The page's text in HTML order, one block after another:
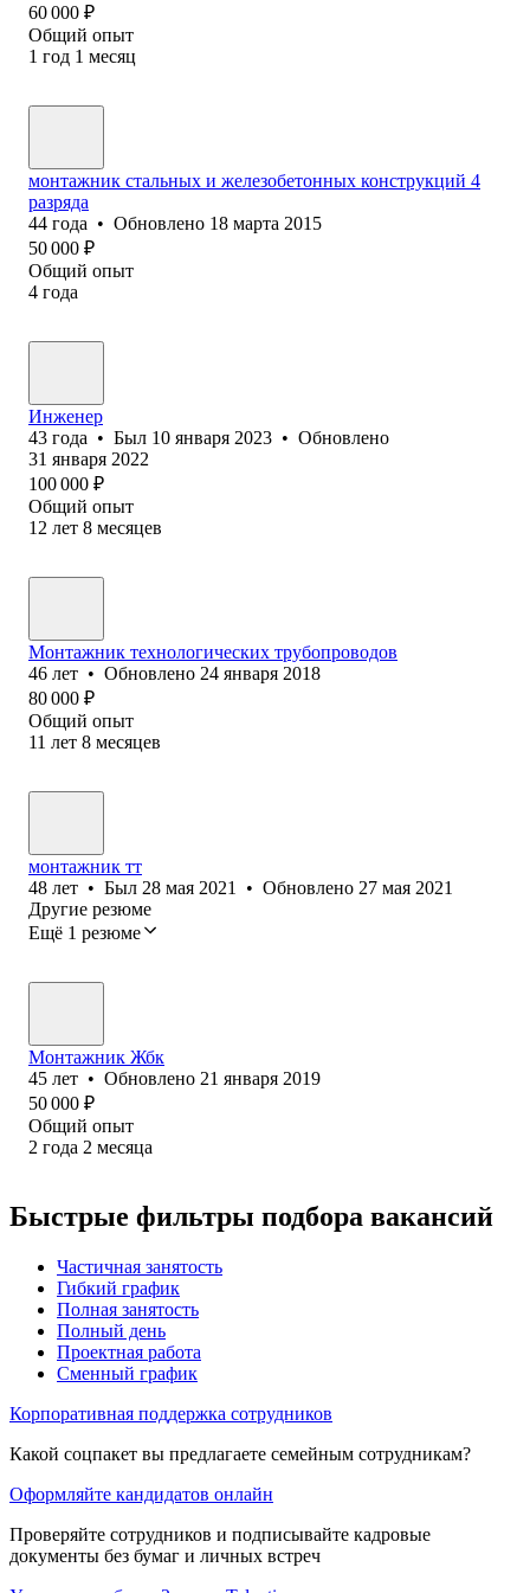
60 000 ₽
Общий опыт
1 год 1 месяц
монтажник стальных и железобетонных конструкций 4
разряда
44 года • Обновлено 18 марта 2015
50 000 ₽
Общий опыт
4 года
Инженер
43 года • Был 10 января 2023 • Обновлено
31 января 2022
100 000 ₽
Общий опыт
12 лет 8 месяцев
Монтажник технологических трубопроводов
46 лет • Обновлено 24 января 2018
80 000 ₽
Общий опыт
11 лет 8 месяцев
монтажник тт
48 лет • Был 28 мая 2021 • Обновлено 27 мая 2021
Другие резюме
Ещё 1 резюме
Монтажник Жбк
45 лет • Обновлено 21 января 2019
50 000 ₽
Общий опыт
2 года 2 месяца
Быстрые фильтры подбора вакансий
Частичная занятость
Гибкий график
Полная занятость
Полный день
Проектная работа
Сменный график
Корпоративная поддержка сотрудников
Какой соцпакет вы предлагаете семейным сотрудникам?
Оформляйте кандидатов онлайн
Проверяйте сотрудников и подписывайте кадровые
документы без бумаг и личных встреч